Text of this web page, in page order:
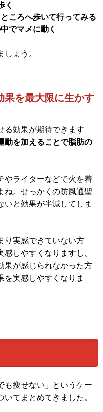
く
ころへ歩いて行ってみる
でマメに動く
ょう。
果を最大限に生かす
る効果が期待できます
動を加えることで脂肪の
やライターなどで火を着
ね。せっかくの防風通聖
いと効果が半減してしま
り実感できていない方
しやすくなりますし、
果が感じられなかった方
を実感しやすくなりま
も痩せない」というケー
てまとめてきました。